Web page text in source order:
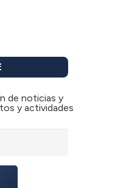
de noticias y
y actividades